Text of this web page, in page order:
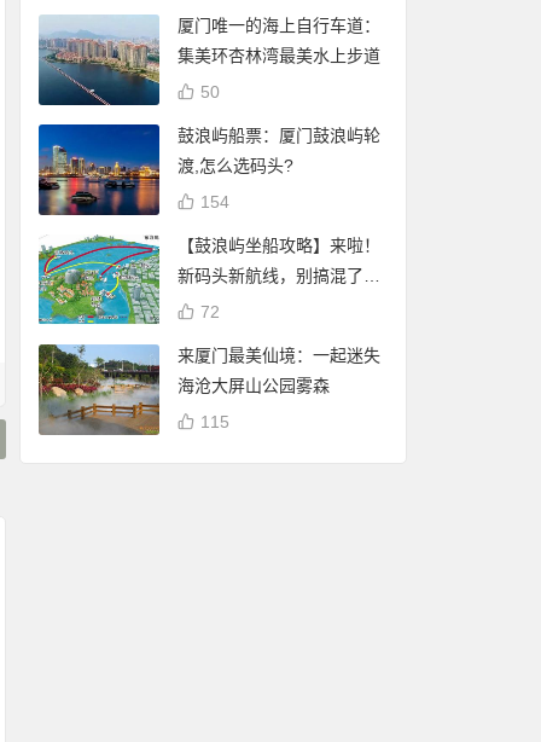
厦门唯一的海上自行车道：
集美环杏林湾最美水上步道
50
鼓浪屿船票：厦门鼓浪屿轮
渡,怎么选码头?
154
【鼓浪屿坐船攻略】来啦！
新码头新航线，别搞混了
哦！72
来厦门最美仙境：一起迷失
海沧大屏山公园雾森
115